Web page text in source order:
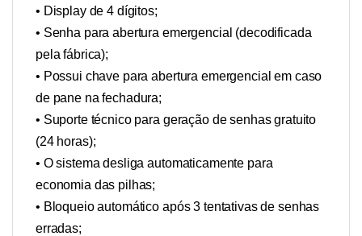
• Display de 4 dígitos;
• Senha para abertura emergencial (decodificada
pela fábrica);
• Possui chave para abertura emergencial em caso
de pane na fechadura;
• Suporte técnico para geração de senhas gratuito
(24 horas);
• O sistema desliga automaticamente para
economia das pilhas;
• Bloqueio automático após 3 tentativas de senhas
erradas;